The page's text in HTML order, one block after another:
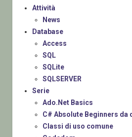
Attività
News
Database
Access
SQL
SQLite
SQLSERVER
Serie
Ado.Net Basics
C# Absolute Beginners da
Classi di uso comune